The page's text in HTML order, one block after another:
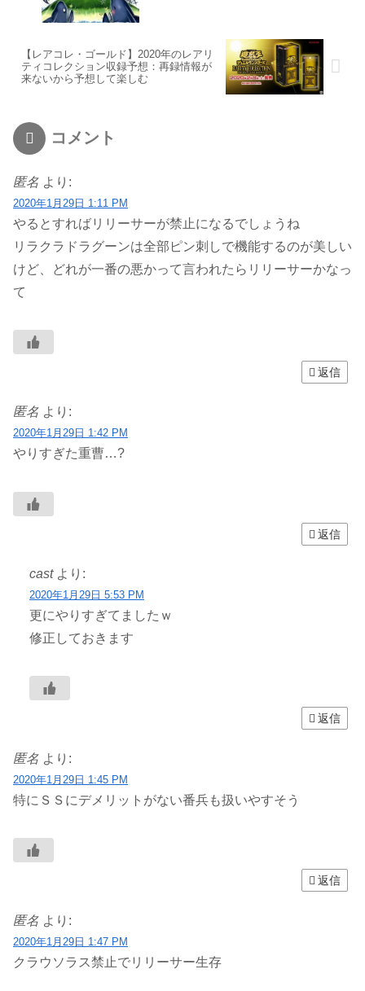
【レアコレ・ゴールド】2020年のレアリ
ティコレクション収録予想：再録情報が
来ないから予想して楽しむ
コメント
匿名 より:
2020年1月29日 1:11 PM
やるとすればリリーサーが禁止になるでしょうね
リラクラドラグーンは全部ピン刺しで機能するのが美しい
けど、どれが一番の悪かって言われたらリリーサーかなっ
て
返信
匿名 より:
2020年1月29日 1:42 PM
やりすぎた重曹…?
返信
cast より:
2020年1月29日 5:53 PM
更にやりすぎてましたｗ
修正しておきます
返信
匿名 より:
2020年1月29日 1:45 PM
特にＳＳにデメリットがない番兵も扱いやすそう
返信
匿名 より:
2020年1月29日 1:47 PM
クラウソラス禁止でリリーサー生存